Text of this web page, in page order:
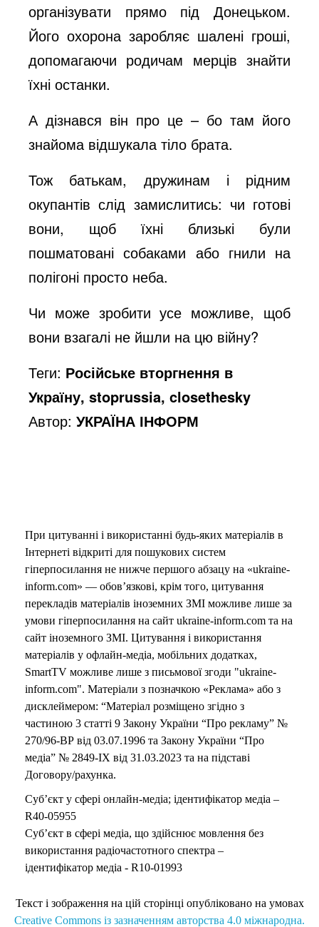
організувати прямо під Донецьком.
Його охорона заробляє шалені гроші,
допомагаючи родичам мерців знайти
їхні останки.
А дізнався він про це – бо там його
знайома відшукала тіло брата.
Тож батькам, дружинам і рідним
окупантів слід замислитись: чи готові
вони, щоб їхні близькі були
пошматовані собаками або гнили на
полігоні просто неба.
Чи може зробити усе можливе, щоб
вони взагалі не йшли на цю війну?
Теги: Російське вторгнення в
Україну, stoprussia, closethesky
Автор:УКРАЇНА ІНФОРМ
При цитуванні і використанні будь-яких матеріалів в
Інтернеті відкриті для пошукових систем
гіперпосилання не нижче першого абзацу на «ukraine-
inform.com» — обов’язкові, крім того, цитування
перекладів матеріалів іноземних ЗМІ можливе лише за
умови гіперпосилання на сайт ukraine-inform.com та на
сайт іноземного ЗМІ. Цитування і використання
матеріалів у офлайн-медіа, мобільних додатках,
SmartTV можливе лише з письмової згоди "ukraine-
inform.com". Матеріали з позначкою «Реклама» або з
дисклеймером: “Матеріал розміщено згідно з
частиною 3 статті 9 Закону України “Про рекламу” №
270/96-ВР від 03.07.1996 та Закону України “Про
медіа” № 2849-IX від 31.03.2023 та на підставі
Договору/рахунка.
Суб’єкт у сфері онлайн-медіа; ідентифікатор медіа –
R40-05955
Суб’єкт в сфері медіа, що здійснює мовлення без
використання радіочастотного спектра –
ідентифікатор медіа - R10-01993
Текст і зображення на цій сторінці опубліковано на умовах
Creative Commons із зазначенням авторства 4.0 міжнародна.